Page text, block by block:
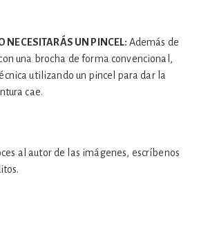
NECESITARÁS UN PINCEL: Además de
una brocha de forma convencional,
utilizando un pincel para dar la
cae.
al autor de las imágenes, escríbenos